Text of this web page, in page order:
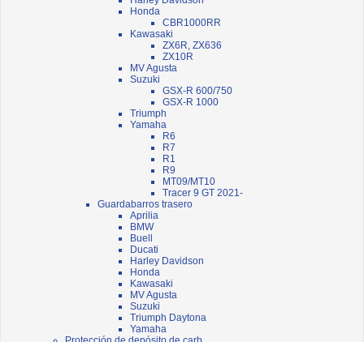
Honda
CBR1000RR
Kawasaki
ZX6R, ZX636
ZX10R
MV Agusta
Suzuki
GSX-R 600/750
GSX-R 1000
Triumph
Yamaha
R6
R7
R1
R9
MT09/MT10
Tracer 9 GT 2021-
Guardabarros trasero
Aprilia
BMW
Buell
Ducati
Harley Davidson
Honda
Kawasaki
MV Agusta
Suzuki
Triumph Daytona
Yamaha